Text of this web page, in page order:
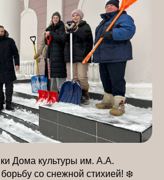
Дома культуры им. А.А.
со снежной стихией! ❄️